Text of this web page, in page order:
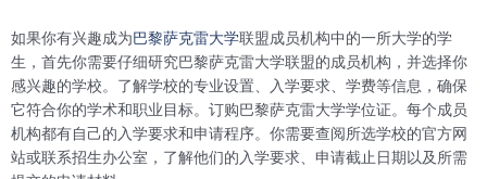
如果你有兴趣成为巴黎萨克雷大学联盟成员机构中的一所大学的学
生，首先你需要仔细研究巴黎萨克雷大学联盟的成员机构，并选择你
感兴趣的学校。了解学校的专业设置、入学要求、学费等信息，确保
它符合你的学术和职业目标。订购巴黎萨克雷大学学位证。每个成员
机构都有自己的入学要求和申请程序。你需要查阅所选学校的官方网
站或联系招生办公室，了解他们的入学要求、申请截止日期以及所需